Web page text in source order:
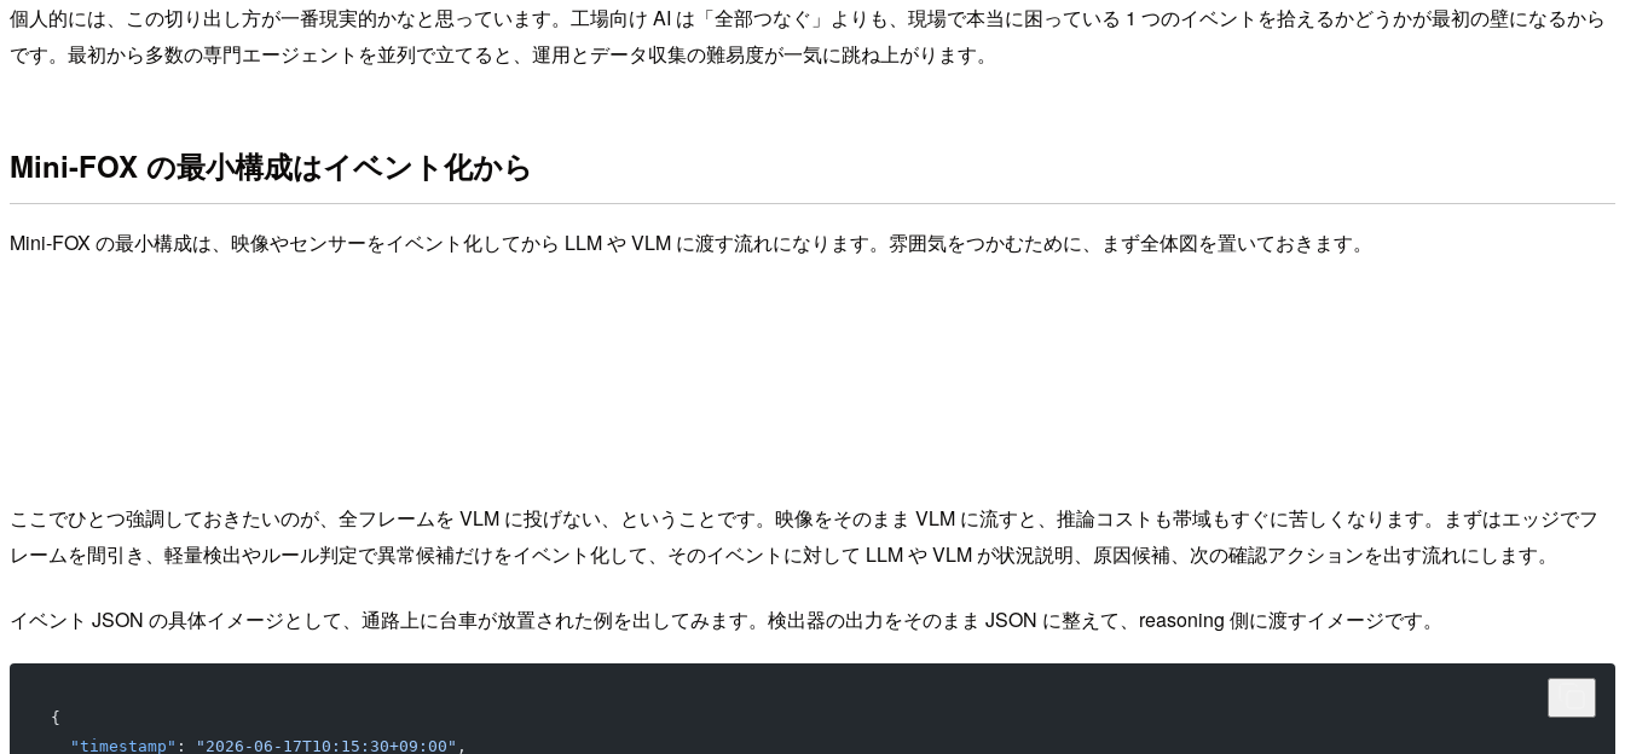
個人的には、この切り出し方が一番現実的かなと思っています。工場向け AI は「全部つなぐ」よりも、現場で本当に困っている 1 つのイベントを拾えるかどうかが最初の壁になるから
です。最初から多数の専門エージェントを並列で立てると、運用とデータ収集の難易度が一気に跳ね上がります。
Mini-FOX の最小構成はイベント化から
Mini-FOX の最小構成は、映像やセンサーをイベント化してから LLM や VLM に渡す流れになります。雰囲気をつかむために、まず全体図を置いておきます。
ここでひとつ強調しておきたいのが、全フレームを VLM に投げない、ということです。映像をそのまま VLM に流すと、推論コストも帯域もすぐに苦しくなります。まずはエッジでフ
レームを間引き、軽量検出やルール判定で異常候補だけをイベント化して、そのイベントに対して LLM や VLM が状況説明、原因候補、次の確認アクションを出す流れにします。
イベント JSON の具体イメージとして、通路上に台車が放置された例を出してみます。検出器の出力をそのまま JSON に整えて、reasoning 側に渡すイメージです。
{
  "timestamp"
: "2026-06-17T10:15:30+09:00" ,